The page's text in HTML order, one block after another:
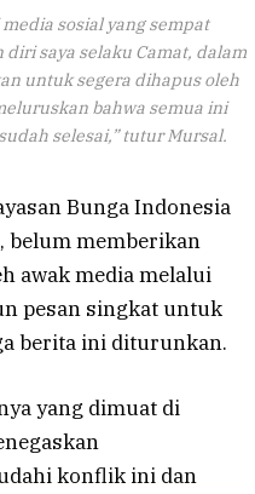
sosial yang sempat
saya selaku Camat, dalam
untuk segera dihapus oleh
bahwa semua ini
selesai,” tutur Mursal.
Bunga Indonesia
belum memberikan
awak media melalui
pesan singkat untuk
berita ini diturunkan.
yang dimuat di
konflik ini dan